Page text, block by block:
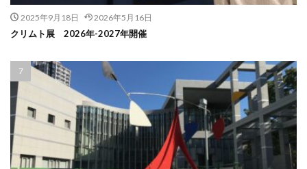
2025年9月18日 2026年5月16日
クリムト展 2026年-2027年開催